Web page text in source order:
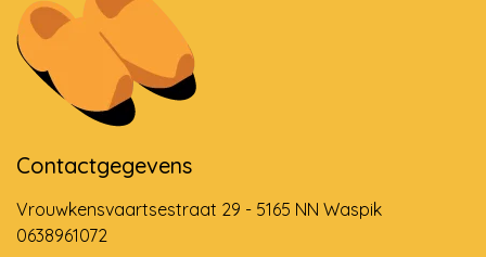
Contactgegevens
Vrouwkensvaartsestraat 29 - 5165 NN Waspik
0638961072